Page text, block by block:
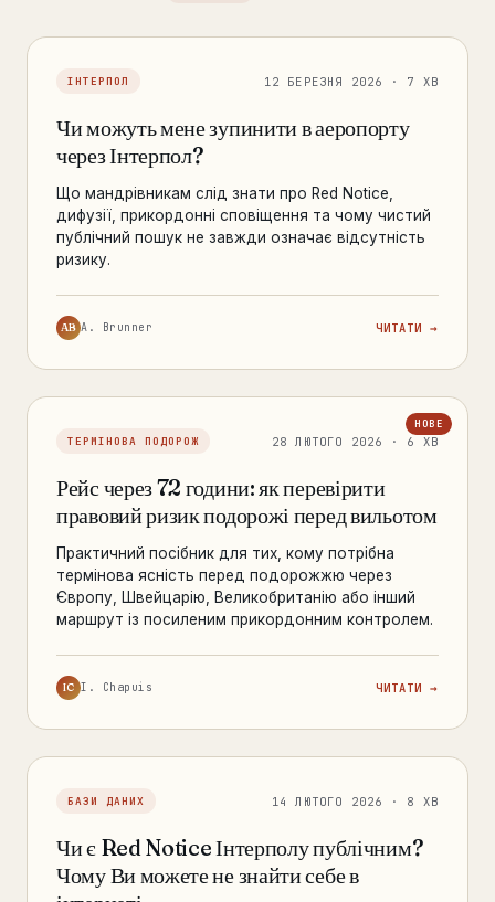
ІНТЕРПОЛ 12 БЕРЕЗНЯ 2026 · 7 ХВ
Чи можуть мене зупинити в аеропорту
через Інтерпол?
Що мандрівникам слід знати про Red Notice,
дифузії, прикордонні сповіщення та чому чистий
публічний пошук не завжди означає відсутність
ризику.
AB A. Brunner ЧИТАТИ →
ТЕРМІНОВА ПОДОРОЖ 28 ЛЮТОГО 2026 · 6 ХВ
Рейс через 72 години: як перевірити
правовий ризик подорожі перед вильотом
Практичний посібник для тих, кому потрібна
термінова ясність перед подорожжю через
Європу, Швейцарію, Великобританію або інший
маршрут із посиленим прикордонним контролем.
IC I. Chapuis ЧИТАТИ →
БАЗИ ДАНИХ 14 ЛЮТОГО 2026 · 8 ХВ
Чи є Red Notice Інтерполу публічним?
Чому Ви можете не знайти себе в